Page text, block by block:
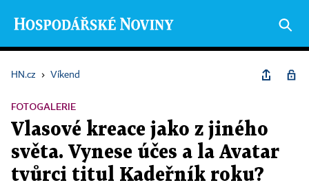
HN.cz › Víkend
FOTOGALERIE
Vlasové kreace jako z jiného
světa. Vynese účes a la Avatar
tvůrci titul Kadeřník roku?